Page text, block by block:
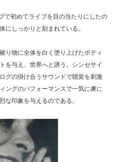
で初めてライブを目の当たりにしたの
にしっかりと刻まれている。
り物に全体を白く塗り上げたボディ
を与え、世界へと誘う。シンセサイ
グの掛け合うサウンドで聴覚を刺激
ングのパフォーマンスで一気に虜に
な印象を与えるのである。